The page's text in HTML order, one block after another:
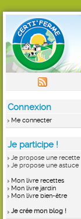
Connexion
Me connecter
Je participe !
Je propose une recette
Je propose une astuce
Mon livre recettes
Mon livre jardin
Mon livre bien-être
Je crée mon blog !